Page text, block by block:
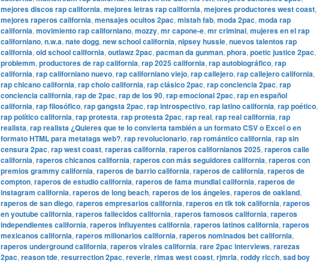
mejores discos rap california, mejores letras rap california, mejores productores west coast,
mejores raperos california, mensajes ocultos 2pac, mistah fab, moda 2pac, moda rap
california, movimiento rap californiano, mozzy, mr capone-e, mr criminal, mujeres en el rap
californiano, n.w.a, nate dogg, new school california, nipsey hussle, nuevos talentos rap
california, old school california, outlawz 2pac, pacman da gunman, phora, poetic justice 2pac,
problemm, productores de rap california, rap 2025 california, rap autobiográfico, rap
california, rap californiano nuevo, rap californiano viejo, rap callejero, rap callejero california,
rap chicano california, rap cholo california, rap clásico 2pac, rap conciencia 2pac, rap
conciencia california, rap de 2pac, rap de los 90, rap emocional 2pac, rap en español
california, rap filosófico, rap gangsta 2pac, rap introspectivo, rap latino california, rap poético,
rap político california, rap protesta, rap protesta 2pac, rap real, rap real california, rap
realista, rap realista ¿Quieres que te lo convierta también a un formato CSV o Excel o en
formato HTML para metatags web?, rap revolucionario, rap romántico california, rap sin
censura 2pac, rap west coast, raperas california, raperos californianos 2025, raperos calle
california, raperos chicanos california, raperos con más seguidores california, raperos con
premios grammy california, raperos de barrio california, raperos de california, raperos de
compton, raperos de estudio california, raperos de fama mundial california, raperos de
instagram california, raperos de long beach, raperos de los ángeles, raperos de oakland,
raperos de san diego, raperos empresarios california, raperos en tik tok california, raperos
en youtube california, raperos fallecidos california, raperos famosos california, raperos
independientes california, raperos influyentes california, raperos latinos california, raperos
mexicanos california, raperos millonarios california, raperos nominados bet california,
raperos underground california, raperos virales california, rare 2pac interviews, rarezas
2pac, reason tde, resurrection 2pac, reverie, rimas west coast, rjmrla, roddy ricch, sad boy